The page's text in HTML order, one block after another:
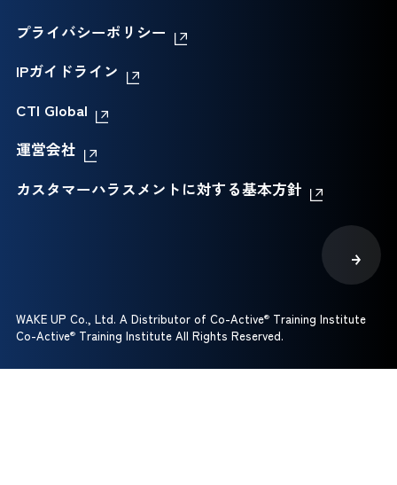
プライバシーポリシー
IPガイドライン
CTI Global
運営会社
カスタマーハラスメントに対する基本方針
WAKE UP Co., Ltd. A Distributor of Co-Active®Training Institute
Co-Active®Training Institute All Rights Reserved.